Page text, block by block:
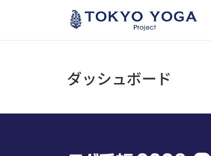
ダッシュボード